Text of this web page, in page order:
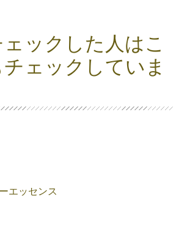
ックした人はこ
ェックしていま
エッセンス